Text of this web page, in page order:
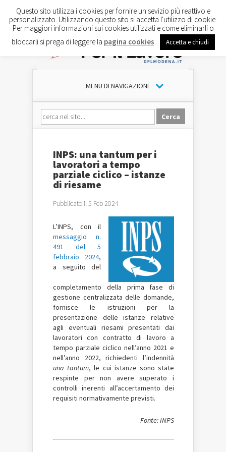
MENU DI NAVIGAZIONE
INPS: una tantum per i
lavoratori a tempo
parziale ciclico – istanze
di riesame
Pubblicato il 5 Feb 2024
L’INPS, con il
messaggio n.
491 del 5
febbraio 2024,
a seguito del
completamento della prima fase di
gestione centralizzata delle domande,
fornisce le istruzioni per la
presentazione delle istanze relative
agli eventuali riesami presentati dai
lavoratori con contratto di lavoro a
tempo parziale ciclico nell’anno 2021 e
nell’anno 2022, richiedenti l’indennità
una tantum, le cui istanze sono state
respinte per non avere superato i
controlli inerenti all’accertamento dei
requisiti normativamente previsti.
Fonte: INPS
Questo sito utilizza i cookies per fornire un sevizio più reattivo e
personalizzato. Utilizzando questo sito si accetta l'utilizzo di cookie.
Per maggiori informazioni sui cookies utilizzati e come eliminarli o
bloccarli si prega di leggere la pagina cookies Accetta e chiudi